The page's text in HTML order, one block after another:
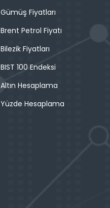
Gümüş Fiyatları
Brent Petrol Fiyatı
Bilezik Fiyatları
BIST 100 Endeksi
Altın Hesaplama
Yüzde Hesaplama